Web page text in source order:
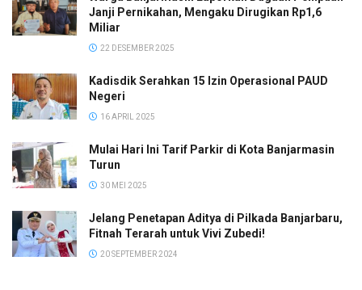
Janji Pernikahan, Mengaku Dirugikan Rp1,6
Miliar
22 DESEMBER 2025
Kadisdik Serahkan 15 Izin Operasional PAUD
Negeri
16 APRIL 2025
Mulai Hari Ini Tarif Parkir di Kota Banjarmasin
Turun
30 MEI 2025
Jelang Penetapan Aditya di Pilkada Banjarbaru,
Fitnah Terarah untuk Vivi Zubedi!
20 SEPTEMBER 2024